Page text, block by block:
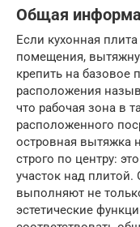
Общая
Если кухонная
помещения,
крепить на базовое
расположения
что рабочая зона в
расположенного
островная вытяжка
строго по центру:
участок над
выполняют не
эстетические